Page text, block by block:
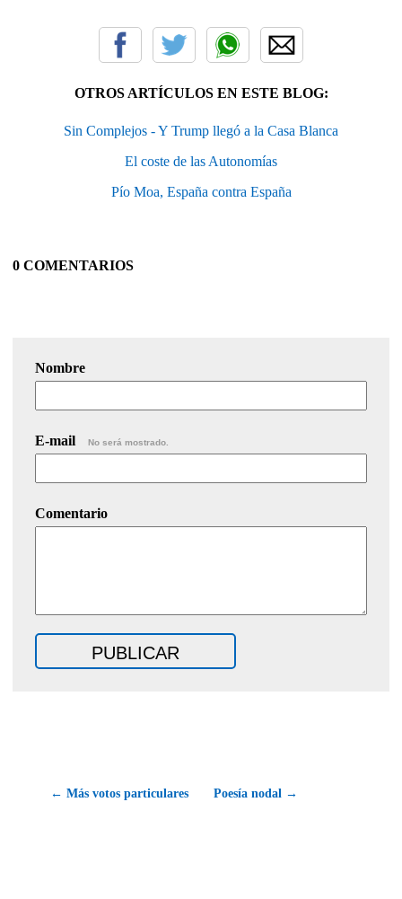
OTROS ARTÍCULOS EN ESTE BLOG:
Sin Complejos - Y Trump llegó a la Casa Blanca
El coste de las Autonomías
Pío Moa, España contra España
0 COMENTARIOS
Nombre
E-mail No será mostrado.
Comentario
← Más votos particulares Poesía nodal →